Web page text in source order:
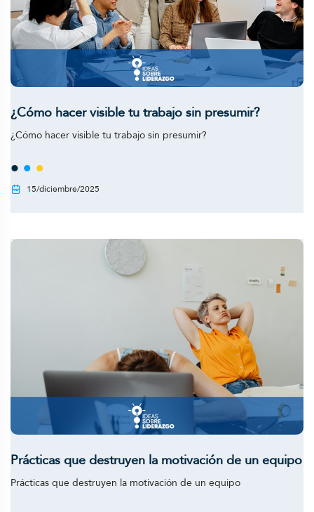
¿Cómo hacer visible tu trabajo sin presumir?
¿Cómo hacer visible tu trabajo sin presumir?
15/diciembre/2025
Prácticas que destruyen la motivación de un equipo
Prácticas que destruyen la motivación de un equipo